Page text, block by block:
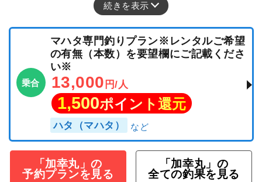
続きを表示
乗合
マハタ専門釣りプラン※レンタルご希望
の有無（本数）を要望欄にご記載くださ
い※
13,000 円/人
1,500ポイント還元
ハタ（マハタ）
「加幸丸」の
予約プランを見る
「加幸丸」の
全ての釣果を見る